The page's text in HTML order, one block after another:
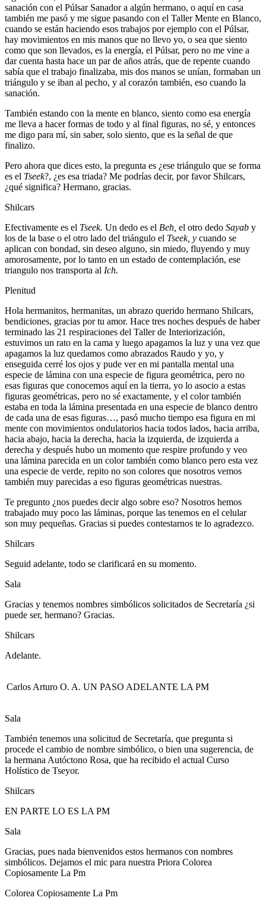
sanación con el Púlsar Sanador a algún hermano, o aquí en casa
también me pasó y me sigue pasando con el Taller Mente en Blanco,
cuando se están haciendo esos trabajos por ejemplo con el Púlsar,
hay movimientos en mis manos que no llevo yo, o sea que siento
como que son llevados, es la energía, el Púlsar, pero no me vine a
dar cuenta hasta hace un par de años atrás, que de repente cuando
sabía que el trabajo finalizaba, mis dos manos se unían, formaban un
triángulo y se iban al pecho, y al corazón también, eso cuando la
sanación.
También estando con la mente en blanco, siento como esa energía
me lleva a hacer formas de todo y al final figuras, no sé, y entonces
me digo para mí, sin saber, solo siento, que es la señal de que
finalizo.
Pero ahora que dices esto, la pregunta es ¿ese triángulo que se forma
es el Tseek?, ¿es esa triada? Me podrías decir, por favor Shilcars,
¿qué significa? Hermano, gracias.
Shilcars
Efectivamente es el Tseek. Un dedo es el Beh, el otro dedo Sayab y
los de la base o el otro lado del triángulo el Tseek, y cuando se
aplican con bondad, sin deseo alguno, sin miedo, fluyendo y muy
amorosamente, por lo tanto en un estado de contemplación, ese
triangulo nos transporta al Ich.
Plenitud
Hola hermanitos, hermanitas, un abrazo querido hermano Shilcars,
bendiciones, gracias por tu amor. Hace tres noches después de haber
terminado las 21 respiraciones del Taller de Interiorización,
estuvimos un rato en la cama y luego apagamos la luz y una vez que
apagamos la luz quedamos como abrazados Raudo y yo, y
enseguida cerré los ojos y pude ver en mi pantalla mental una
especie de lámina con una especie de figura geométrica, pero no
esas figuras que conocemos aquí en la tierra, yo lo asocio a estas
figuras geométricas, pero no sé exactamente, y el color también
estaba en toda la lámina presentada en una especie de blanco dentro
de cada una de esas figuras…, pasó mucho tiempo esa figura en mi
mente con movimientos ondulatorios hacia todos lados, hacia arriba,
hacia abajo, hacia la derecha, hacia la izquierda, de izquierda a
derecha y después hubo un momento que respire profundo y veo
una lámina parecida en un color también como blanco pero esta vez
una especie de verde, repito no son colores que nosotros vemos
también muy parecidas a eso figuras geométricas nuestras.
Te pregunto ¿nos puedes decir algo sobre eso? Nosotros hemos
trabajado muy poco las láminas, porque las tenemos en el celular
son muy pequeñas. Gracias si puedes contestarnos te lo agradezco.
Shilcars
Seguid adelante, todo se clarificará en su momento.
Sala
Gracias y tenemos nombres simbólicos solicitados de Secretaría ¿si
puede ser, hermano? Gracias.
Shilcars
Adelante.
Carlos Arturo O. A. UN PASO ADELANTE LA PM
Sala
También tenemos una solicitud de Secretaría, que pregunta si
procede el cambio de nombre simbólico, o bien una sugerencia, de
la hermana Autóctono Rosa, que ha recibido el actual Curso
Holístico de Tseyor.
Shilcars
EN PARTE LO ES LA PM
Sala
Gracias, pues nada bienvenidos estos hermanos con nombres
simbólicos. Dejamos el mic para nuestra Priora Colorea
Copiosamente La Pm
Colorea Copiosamente La Pm